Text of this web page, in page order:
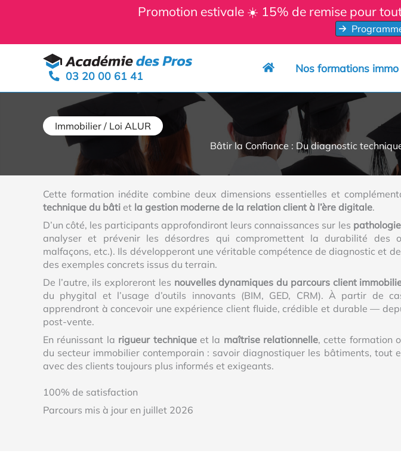
Promotion estivale ☀️ 15% de remise pour
03 20 00 61 41
Nos formations immo
Immobilier / Loi ALUR
Bâtir la Confiance : Du diagnostic
Cette formation inédite combine deux dimensions essentielles et
technique du bâti et la gestion moderne de la relation client à l’ère digitale.
D’un côté, les participants approfondiront leurs connaissances sur les
analyser et prévenir les désordres qui compromettent la durabilité des
malfaçons, etc.). Ils développeront une véritable compétence de diagnostic et
des exemples concrets issus du terrain.
De l’autre, ils exploreront les nouvelles dynamiques du parcours client
du phygital et l’usage d’outils innovants (BIM, GED, CRM). À partir de
apprendront à concevoir une expérience client fluide, crédible et durable —
post-vente.
En réunissant la rigueur techniqueet la maîtrise relationnelle, cette formation
du secteur immobilier contemporain : savoir diagnostiquer les bâtiments, tout
avec des clients toujours plus informés et exigeants.
100% de satisfaction
Parcours mis à jour en juillet 2026
Panneau de gestion des cookies